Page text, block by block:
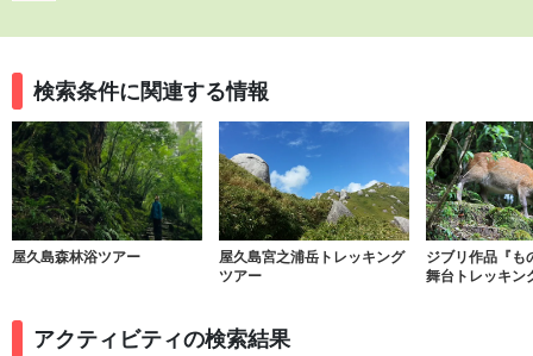
検索条件に関連する情報
屋久島森林浴ツアー
屋久島宮之浦岳トレッキング
ツアー
ジブリ作品『も
舞台トレッキン
アクティビティの検索結果